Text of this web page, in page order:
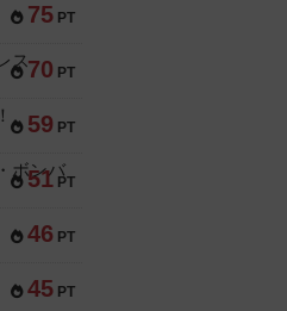
75 PT
70 PT
59 PT
51 PT
46 PT
45 PT